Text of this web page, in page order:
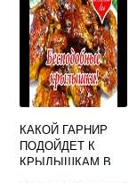
КАКОЙ ГАРНИР
ПОДОЙДЕТ К
КРЫЛЫШКАМ В